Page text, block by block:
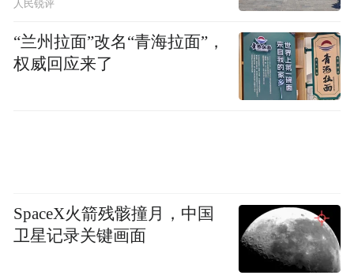
人民锐评
“兰州拉面”改名“青海拉面”，
权威回应来了
SpaceX火箭残骸撞月，中国
卫星记录关键画面